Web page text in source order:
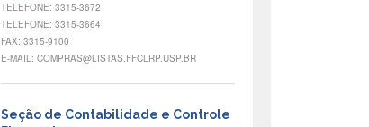
TELEFONE: 3315-3672
TELEFONE: 3315-3664
FAX: 3315-9100
E-MAIL: COMPRAS@LISTAS.FFCLRP.USP.BR
Seção de Contabilidade e Controle